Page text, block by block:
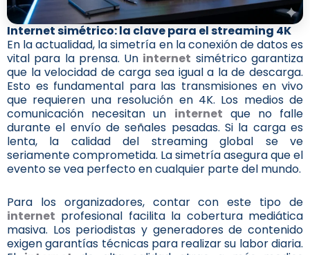
Internet simétrico: la clave para el streaming 4K
En la actualidad, la simetría en la conexión de datos es
vital para la prensa. Un internet simétrico garantiza
que la velocidad de carga sea igual a la de descarga.
Esto es fundamental para las transmisiones en vivo
que requieren una resolución en 4K. Los medios de
comunicación necesitan un internet que no falle
durante el envío de señales pesadas. Si la carga es
lenta, la calidad del streaming global se ve
seriamente comprometida. La simetría asegura que el
evento se vea perfecto en cualquier parte del mundo.
Para los organizadores, contar con este tipo de
internet profesional facilita la cobertura mediática
masiva. Los periodistas y generadores de contenido
exigen garantías técnicas para realizar su labor diaria.